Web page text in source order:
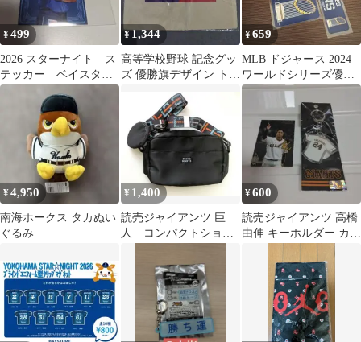
¥499
2026 スターナイト ス
テッカー ベイスター
ズ ヒュンメル選手
¥1,344
高等学校野球 記念グッ
ズ 優勝旗デザイン トー
品 未開封
¥659
MLB ドジャース 2024
ワールドシリーズ優勝
記念ステッカー 2枚セ
¥4,950
南海ホークス タカぬい
ぐるみ
¥ 1,400
読売ジャイアンツ 巨
人 コンパクトショル
¥600
読売ジャイアンツ 高橋
由伸 キーホルダー カー